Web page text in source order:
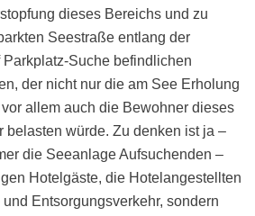
dieses Bereichs und zu
Seestraße entlang der
Suche befindlichen
der nicht nur die am See Erholung
allem auch die Bewohner dieses
belasten würde. Zu denken ist ja –
die Seeanlage Aufsuchenden –
Hotelgäste, die Hotelangestellten
Entsorgungsverkehr, sondern